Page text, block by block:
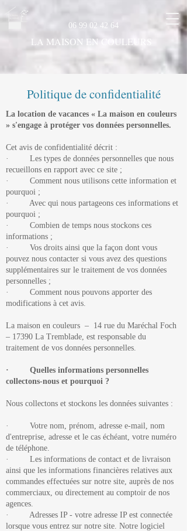
06 99 02 42 64
LA MAISON EN COULEURS
Politique de confidentialité
La location de vacances « La maison en couleurs
» s'engage à protéger vos données personnelles.
Cet avis de confidentialité décrit :
· Les types de données personnelles que nous
recueillons en rapport avec ce site ;
· Comment nous utilisons cette information et
pourquoi ;
· Avec qui nous partageons ces informations et
pourquoi ;
· Combien de temps nous stockons ces
informations ;
· Vos droits ainsi que la façon dont vous
pouvez nous contacter si vous avez des questions
supplémentaires sur le traitement de vos données
personnelles ;
· Comment nous pouvons apporter des
modifications à cet avis.
La maison en couleurs – 14 rue du Maréchal Foch
– 17390 La Tremblade, est responsable du
traitement de vos données personnelles.
· Quelles informations personnelles
collectons-nous et pourquoi ?
Nous collectons et stockons les données suivantes :
· Votre nom, prénom, adresse e-mail, nom
d'entreprise, adresse et le cas échéant, votre numéro
de téléphone.
· Les informations de contact et de livraison
ainsi que les informations financières relatives aux
commandes effectuées sur notre site, auprès de nos
commerciaux, ou directement au comptoir de nos
agences.
· Adresses IP - votre adresse IP est connectée
lorsque vous entrez sur notre site. Notre logiciel